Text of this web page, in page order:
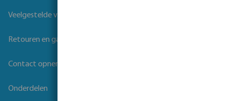
Veelgestelde vragen
Retouren en garantie
Contact opnemen
Onderdelen